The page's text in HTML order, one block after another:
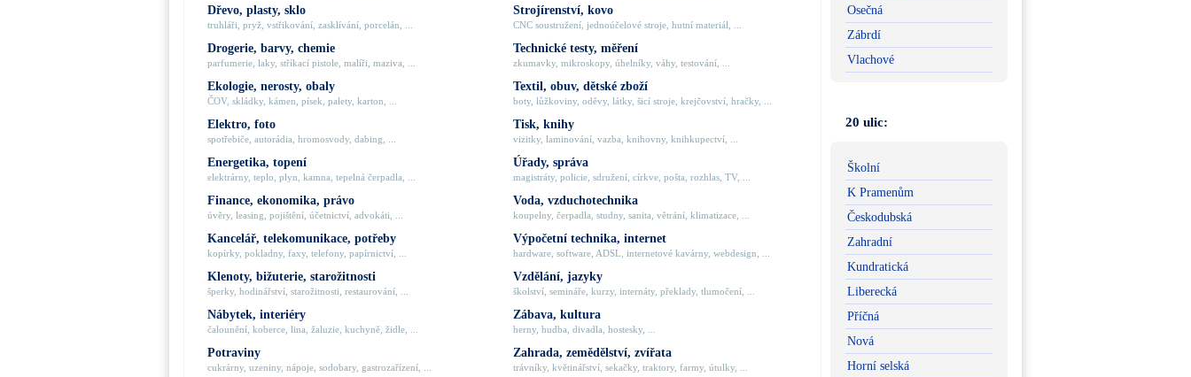
Dřevo, plasty, sklo
truhláři, pryž, vstřikování, zasklívání, porcelán, ...
Drogerie, barvy, chemie
parfumerie, laky, stříkací pistole, malíři, maziva, ...
Ekologie, nerosty, obaly
ČOV, skládky, kámen, písek, palety, karton, ...
Elektro, foto
spotřebiče, autorádia, hromosvody, dabing, ...
Energetika, topení
elektrárny, teplo, plyn, kamna, tepelná čerpadla, ...
Finance, ekonomika, právo
úvěry, leasing, pojištění, účetnictví, advokáti, ...
Kancelář, telekomunikace, potřeby
kopírky, pokladny, faxy, telefony, papírnictví, ...
Klenoty, bižuterie, starožitnosti
šperky, hodinářství, starožitnosti, restaurování, ...
Nábytek, interiéry
čalounění, koberce, lina, žaluzie, kuchyně, židle, ...
Potraviny
cukrárny, uzeniny, nápoje, sodobary, gastrozařízení, ...
Strojírenství, kovo
CNC soustružení, jednoúčelové stroje, hutní materiál, ...
Technické testy, měření
zkumavky, mikroskopy, úhelníky, váhy, testování, ...
Textil, obuv, dětské zboží
boty, lůžkoviny, oděvy, látky, šicí stroje, krejčovství, hračky, ...
Tisk, knihy
vizitky, laminování, vazba, knihovny, knihkupectví, ...
Úřady, správa
magistráty, policie, sdružení, církve, pošta, rozhlas, TV, ...
Voda, vzduchotechnika
koupelny, čerpadla, studny, sanita, větrání, klimatizace, ...
Výpočetní technika, internet
hardware, software, ADSL, internetové kavárny, webdesign, ...
Vzdělání, jazyky
školství, semináře, kurzy, internáty, překlady, tlumočení, ...
Zábava, kultura
herny, hudba, divadla, hostesky, ...
Zahrada, zemědělství, zvířata
trávníky, květinářství, sekačky, traktory, farmy, útulky, ...
Osečná
Zábrdí
Vlachové
20 ulic:
Školní
K Pramenům
Českodubská
Zahradní
Kundratická
Liberecká
Příčná
Nová
Horní selská